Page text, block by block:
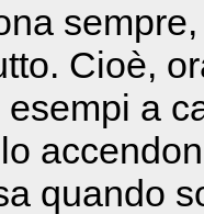
Cioè,
a
quando